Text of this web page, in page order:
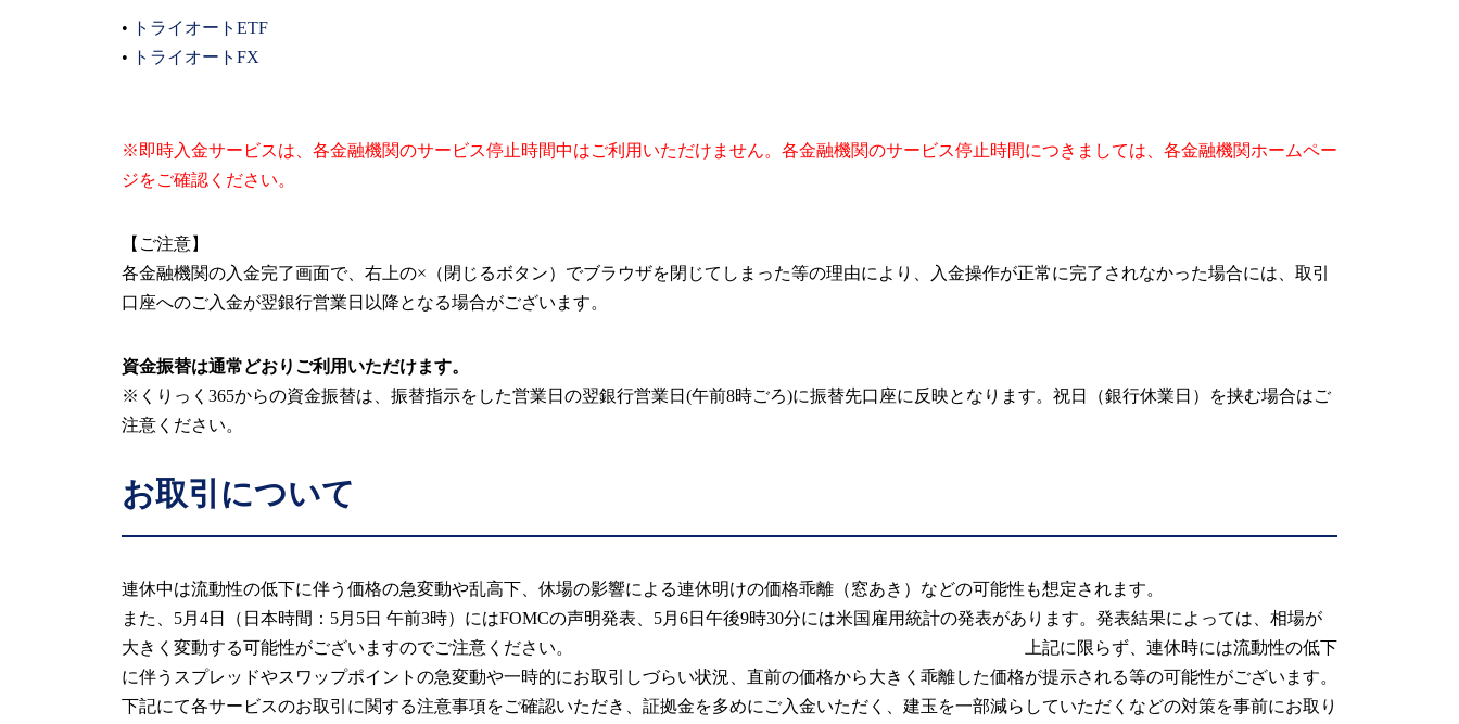
•
トライオートETF
•
トライオートFX
※即時入金サービスは、各金融機関のサービス停止時間中はご利用いただけません。各金融機関のサービス停止時間につきましては、各金融機関ホームペー
ジをご確認ください。
【ご注意】
各金融機関の入金完了画面で、右上の×（閉じるボタン）でブラウザを閉じてしまった等の理由により、入金操作が正常に完了されなかった場合には、取引
口座へのご入金が翌銀行営業日以降となる場合がございます。
資金振替は通常どおりご利用いただけます。
※くりっく365からの資金振替は、振替指示をした営業日の翌銀行営業日(午前8時ごろ)に振替先口座に反映となります。祝日（銀行休業日）を挟む場合はご
注意ください。
お取引について
連休中は流動性の低下に伴う価格の急変動や乱高下、休場の影響による連休明けの価格乖離（窓あき）などの可能性も想定されます。
また、5月4日（日本時間：5月5日 午前3時）にはFOMCの声明発表、5月6日午後9時30分には米国雇用統計の発表があります。発表結果によっては、相場が
大きく変動する可能性がございますのでご注意ください。 上記に限らず、連休時には流動性の低下
に伴うスプレッドやスワップポイントの急変動や一時的にお取引しづらい状況、直前の価格から大きく乖離した価格が提示される等の可能性がございます。
下記にて各サービスのお取引に関する注意事項をご確認いただき、証拠金を多めにご入金いただく、建玉を一部減らしていただくなどの対策を事前にお取り